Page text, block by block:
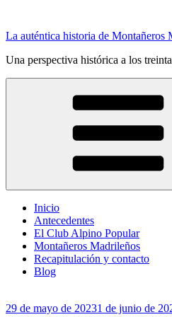
La auténtica historia de Montañeros
Una perspectiva histórica a los
Inicio
Antecedentes
El Club Alpino Popular
Montañeros Madrileños
Recapitulación y contacto
Blog
29 de mayo de 20231 de junio de